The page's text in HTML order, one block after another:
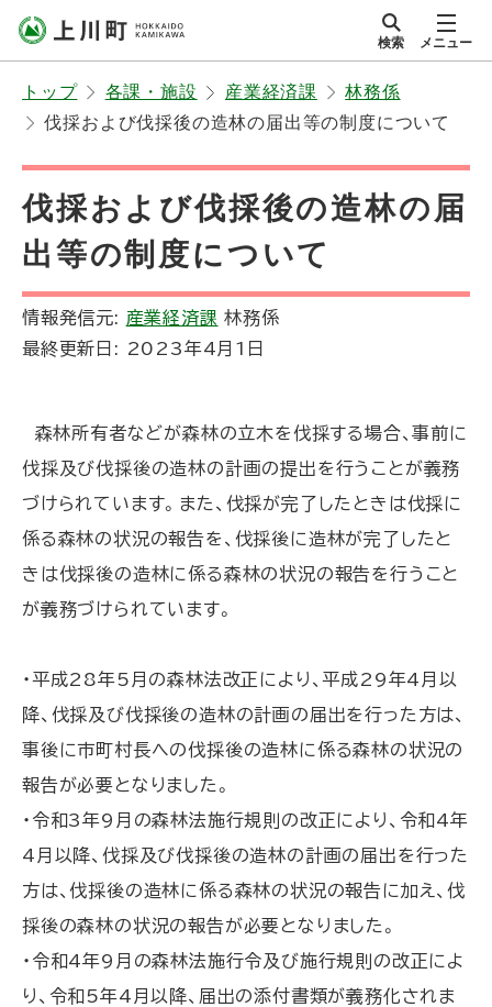
北海道上川町
Hokkaido Kamikawa
Twon
サイト内
検索 メニュー
トップ 各課・施設 産業経済課
林務係
伐採および伐採後の造林の届出等の制度について
伐採および伐採後の造林の届
出等の制度について
情報発信元: 産業経済課 林務係
最終更新日:
2023年4月1日
森林所有者などが森林の立木を伐採する場合、事前に
伐採及び伐採後の造林の計画の提出を行うことが義務
づけられています。また、伐採が完了したときは伐採に
係る森林の状況の報告を、伐採後に造林が完了したと
きは伐採後の造林に係る森林の状況の報告を行うこと
が義務づけられています。
・平成28年5月の森林法改正により、平成29年4月以
降、伐採及び伐採後の造林の計画の届出を行った方は、
事後に市町村長への伐採後の造林に係る森林の状況の
報告が必要となりました。
・令和3年9月の森林法施行規則の改正により、令和4年
4月以降、伐採及び伐採後の造林の計画の届出を行った
方は、伐採後の造林に係る森林の状況の報告に加え、伐
採後の森林の状況の報告が必要となりました。
・令和4年9月の森林法施行令及び施行規則の改正によ
り、令和5年4月以降、届出の添付書類が義務化されま